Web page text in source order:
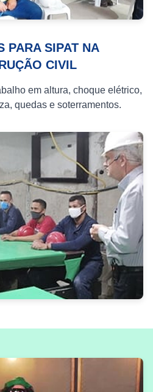
PARA SIPAT NA
CIVIL
em altura, choque elétrico,
quedas e soterramentos.